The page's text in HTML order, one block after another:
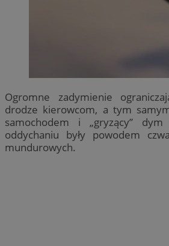
Ogromne zadymienie
drodze kierowcom, a tym
samochodem i „gryzący” dym
oddychaniu były powodem
mundurowych.